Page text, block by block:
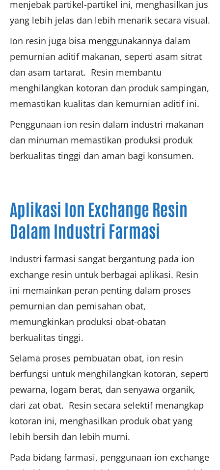
menjebak partikel-partikel ini, menghasilkan jus
yang lebih jelas dan lebih menarik secara visual.
Ion resin juga bisa menggunakannya dalam
pemurnian aditif makanan, seperti asam sitrat
dan asam tartarat. Resin membantu
menghilangkan kotoran dan produk sampingan,
memastikan kualitas dan kemurnian aditif ini.
Penggunaan ion resin dalam industri makanan
dan minuman memastikan produksi produk
berkualitas tinggi dan aman bagi konsumen.
Aplikasi Ion Exchange Resin
Dalam Industri Farmasi
Industri farmasi sangat bergantung pada ion
exchange resin untuk berbagai aplikasi. Resin
ini memainkan peran penting dalam proses
pemurnian dan pemisahan obat,
memungkinkan produksi obat-obatan
berkualitas tinggi.
Selama proses pembuatan obat, ion resin
berfungsi untuk menghilangkan kotoran, seperti
pewarna, logam berat, dan senyawa organik,
dari zat obat. Resin secara selektif menangkap
kotoran ini, menghasilkan produk obat yang
lebih bersih dan lebih murni.
Pada bidang farmasi, penggunaan ion exchange